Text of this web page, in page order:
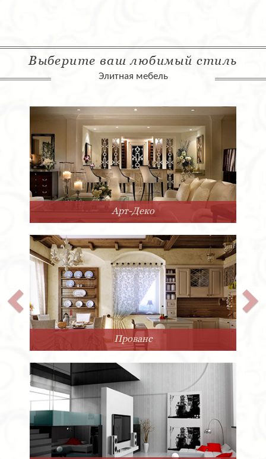
Выберите ваш любимый стиль
Элитная мебель
Арт-Деко
Прованс